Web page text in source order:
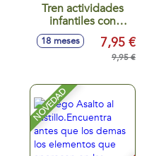
Tren actividades
infantiles con
sonidos
16'5x8'5x11cm -
Modelos surtidos
18 meses 7,95 €
9,95 €
NOVEDAD